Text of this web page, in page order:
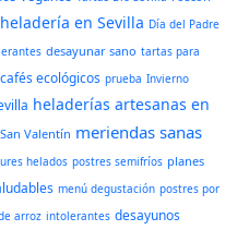
heladería en Sevilla Día del Padre
desayunar sano tartas para
cafés ecológicos prueba Invierno
heladerías artesanas en
San Valentín meriendas sanas
helados postres semifríos planes
menú degustación postres por
arroz intolerantes desayunos